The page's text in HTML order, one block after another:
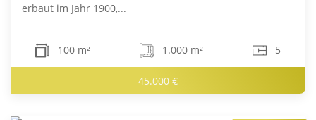
erbaut im Jahr 1900,...
100 m² 1.000 m² 5
45.000 €